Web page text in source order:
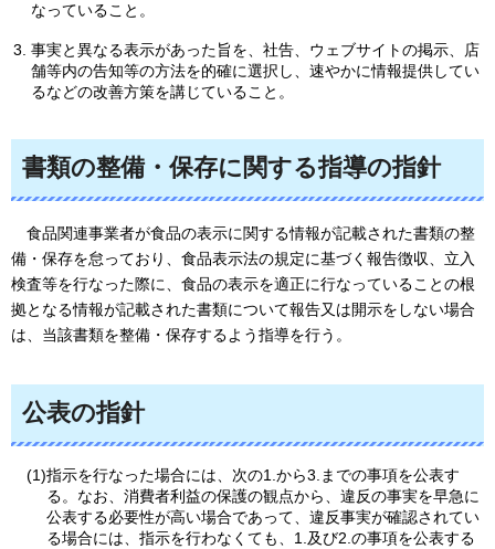
なっていること。
事実と異なる表示があった旨を、社告、ウェブサイトの掲示、店
舗等内の告知等の方法を的確に選択し、速やかに情報提供してい
るなどの改善方策を講じていること。
書類の整備・保存に関する指導の指針
食品関連事業者が食品の表示に関する情報が記載された書類の整
備・保存を怠っており、食品表示法の規定に基づく報告徴収、立入
検査等を行なった際に、食品の表示を適正に行なっていることの根
拠となる情報が記載された書類について報告又は開示をしない場合
は、当該書類を整備・保存するよう指導を行う。
公表の指針
(1)指示を行なった場合には、次の1.から3.までの事項を公表す
る。なお、消費者利益の保護の観点から、違反の事実を早急に
公表する必要性が高い場合であって、違反事実が確認されてい
る場合には、指示を行わなくても、1.及び2.の事項を公表する